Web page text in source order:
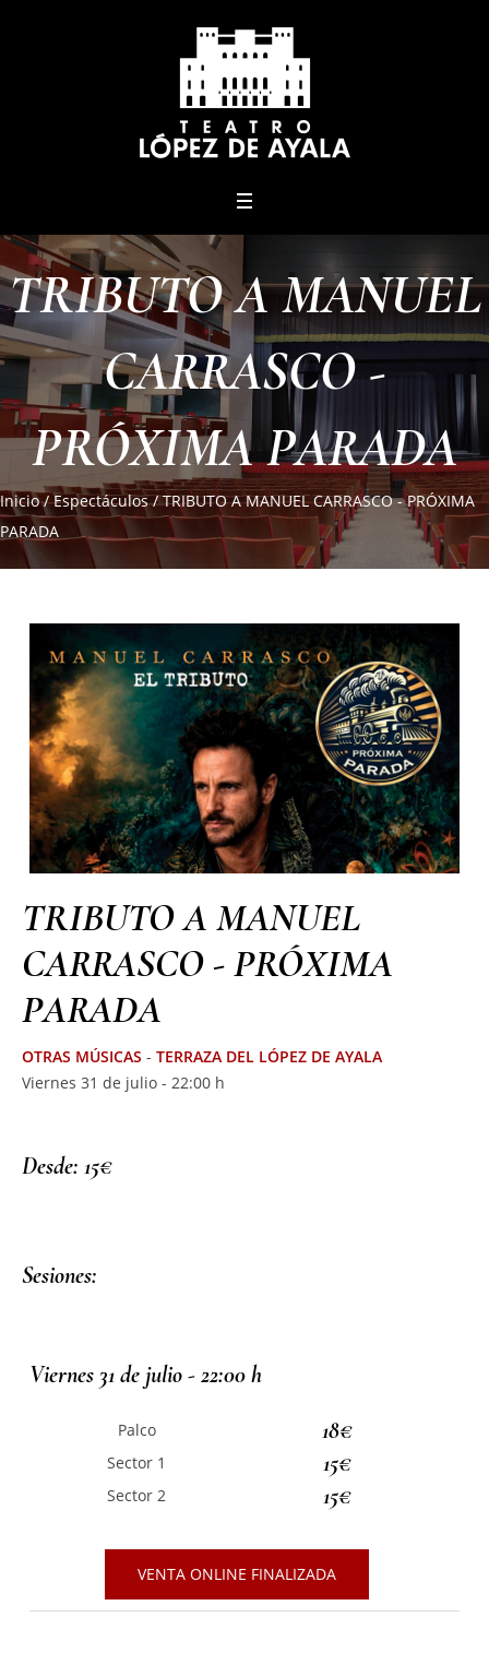
TRIBUTO A MANUEL
CARRASCO -
PRÓXIMA PARADA
Inicio /Espectáculos /TRIBUTO A MANUEL CARRASCO - PRÓXIMA
PARADA
TRIBUTO A MANUEL
CARRASCO - PRÓXIMA
PARADA
OTRAS MÚSICAS - TERRAZA DEL LÓPEZ DE AYALA
Viernes 31 de julio - 22:00 h
Desde: 15€
Sesiones:
Viernes 31 de julio - 22:00 h
Palco 18€
Sector 1 15€
Sector 2 15€
VENTA ONLINE FINALIZADA